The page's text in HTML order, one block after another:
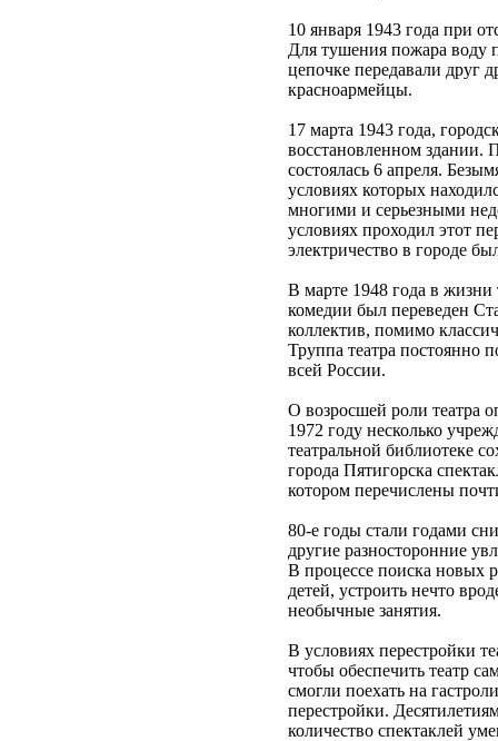
10 января 1943 года при
Для тушения пожара воду
цепочке передавали друг
красноармейцы.
17 марта 1943 года,
восстановленном здании.
состоялась 6 апреля.
условиях которых
многими и серьезными
условиях проходил этот
электричество в городе
В марте 1948 года в жизни
комедии был переведен
коллектив, помимо
Труппа театра постоянно
всей России.
О возросшей роли театра
1972 году несколько
театральной библиотеке
города Пятигорска
котором перечислены
80-е годы стали годами
другие разносторонние
В процессе поиска новых
детей, устроить нечто
необычные занятия.
В условиях перестройки
чтобы обеспечить театр
смогли поехать на
перестройки.
количество спектаклей